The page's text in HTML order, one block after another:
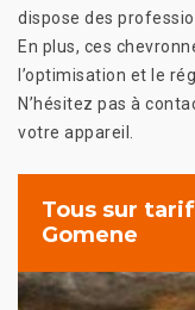
dispose des
En plus, ces
l’optimisation et le
N’hésitez pas à
votre appareil.
Tous sur
Gomene